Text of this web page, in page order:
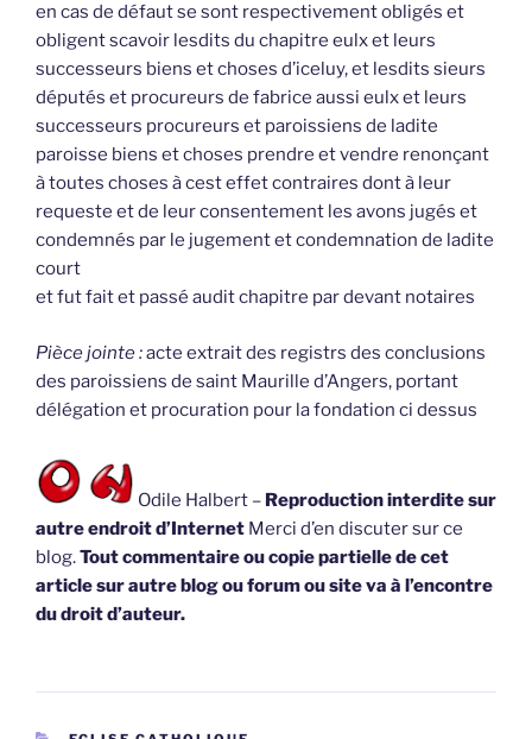
en cas de défaut se sont respectivement obligés et
obligent scavoir lesdits du chapitre eulx et leurs
successeurs biens et choses d’iceluy, et lesdits sieurs
députés et procureurs de fabrice aussi eulx et leurs
successeurs procureurs et paroissiens de ladite
paroisse biens et choses prendre et vendre renonçant
à toutes choses à cest effet contraires dont à leur
requeste et de leur consentement les avons jugés et
condemnés par le jugement et condemnation de ladite
court
et fut fait et passé audit chapitre par devant notaires
Pièce jointe :acte extrait des registrs des conclusions
des paroissiens de saint Maurille d’Angers, portant
délégation et procuration pour la fondation ci dessus
Odile Halbert – Reproduction interdite sur
autre endroit d’Internet Merci d’en discuter sur ce
blog.Tout commentaire ou copie partielle de cet
article sur autre blog ou forum ou site va à l’encontre
du droit d’auteur.